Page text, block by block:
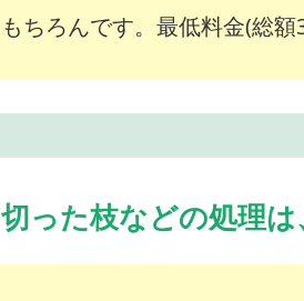
もちろんです。最低料金(総
切った枝などの処理